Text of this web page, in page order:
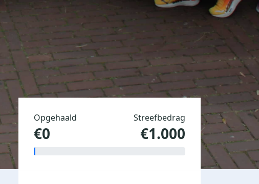
Opgehaald
€0
Streefbedrag
€1.000